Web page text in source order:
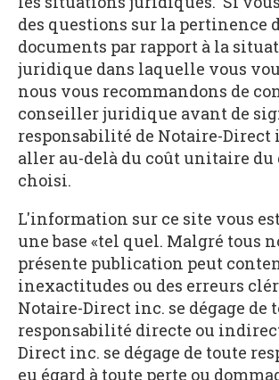
des questions sur la pertinence
documents par rapport à la
juridique dans laquelle vous
nous vous recommandons de
conseiller juridique avant de
responsabilité de Notaire-Direct
aller au-delà du coût unitaire du
choisi.
L'information sur ce site vous
une base «tel quel. Malgré tous
présente publication peut
inexactitudes ou des erreurs
Notaire-Direct inc. se dégage de
responsabilité directe ou
Direct inc. se dégage de toute
eu égard à toute perte ou